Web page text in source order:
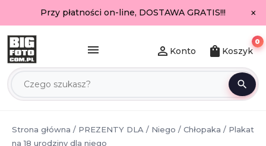
Przy płatności on-line, DOSTAWA GRATIS!!! ×
menu
search
person_outline Konto shopping_bag Koszyk
0
Strona główna / PREZENTY DLA / Niego / Chłopaka / Plakat
na 18 urodziny dla niego